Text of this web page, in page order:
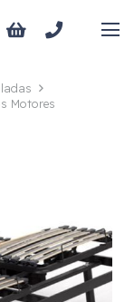
Motores